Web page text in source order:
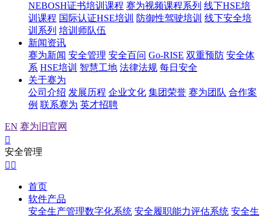
NEBOSH证书培训课程 赛为视频课程系列 线下HSE培
训课程 国际认证HSE培训 防御性驾驶培训 线下安全培
训系列 培训师队伍
新闻资讯
赛为新闻 安全管理 安全百问 Go-RISE 双重预防 安全体
系 HSE培训 智慧工地 法律法规 每日安全
关于赛为
公司介绍 发展历程 企业文化 集团荣誉 赛为团队 合作案
例 联系赛为 英才招聘
EN 赛为旧官网

安全管理
 
首页
软件产品
安全生产管理数字化系统 安全履职能力评估系统 安全生